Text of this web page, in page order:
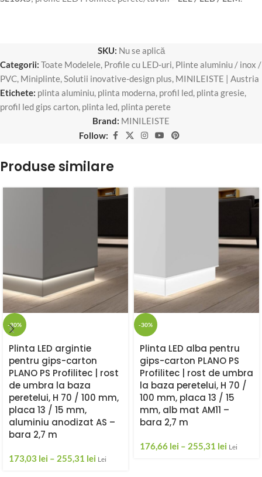
SKU: Nu se aplică
Categorii: Toate Modelele, Profile cu LED-uri, Plinte aluminiu / inox /
PVC, Miniplinte,Solutii inovative-design plus, MINILEISTE | Austria
Etichete: plinta aluminiu, plinta moderna, profil led, plinta gresie,
profil led gips carton, plinta led, plinta perete
Brand: MINILEISTE
Follow:
Produse similare
-30%
Plinta LED argintie
pentru gips-carton
PLANO PS Profilitec | rost
de umbra la baza
peretelui, H 70 / 100 mm,
placa 13 / 15 mm,
aluminiu anodizat AS –
bara 2,7 m
173,03 lei – 255,31 lei Lei
-30%
Plinta LED alba pentru
gips-carton PLANO PS
Profilitec | rost de umbra
la baza peretelui, H 70 /
100 mm, placa 13 / 15
mm, alb mat AM11 –
bara 2,7 m
176,66 lei – 255,31 lei Lei